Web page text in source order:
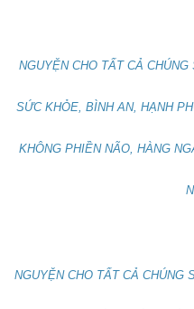
NGUYỆN CHO TẤT CẢ
SỨC KHỎE, BÌNH AN, HẠNH
KHÔNG PHIỀN NÃO, HÀNG
NGUYỆN CHO TẤT CẢ CHÚNG